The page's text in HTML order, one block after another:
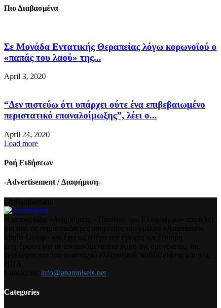
Πιο Διαβασμένα
Σε Μονάδα Εντατικής Θεραπείας λόγω κορωνοϊού ο
«παπάς του λαού» της...
April 3, 2020
“Δεν πιστεύω ότι υπάρχει ούτε ένα επιβεβαιωμένο
περιστατικό επαναλοίμωξης”, λέει ο...
April 24, 2020
Load more
Ροή Ειδήσεων
-Advertisement / Διαφήμιση-
info@anamniseis.net
Categories